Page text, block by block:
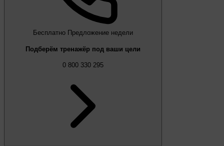
Бесплатно Предложение недели
Подберём тренажёр под ваши цели
0 800 330 295